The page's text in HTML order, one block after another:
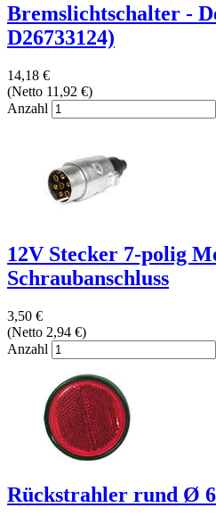
Bremslichtschalter -
D26733124)
14,18 €
(Netto 11,92 €)
Anzahl
12V Stecker 7-polig
Schraubanschluss
3,50 €
(Netto 2,94 €)
Anzahl
Rückstrahler rund Ø